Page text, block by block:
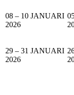
08 – 10 JANUARI
2026
29 – 31 JANUARI
2026